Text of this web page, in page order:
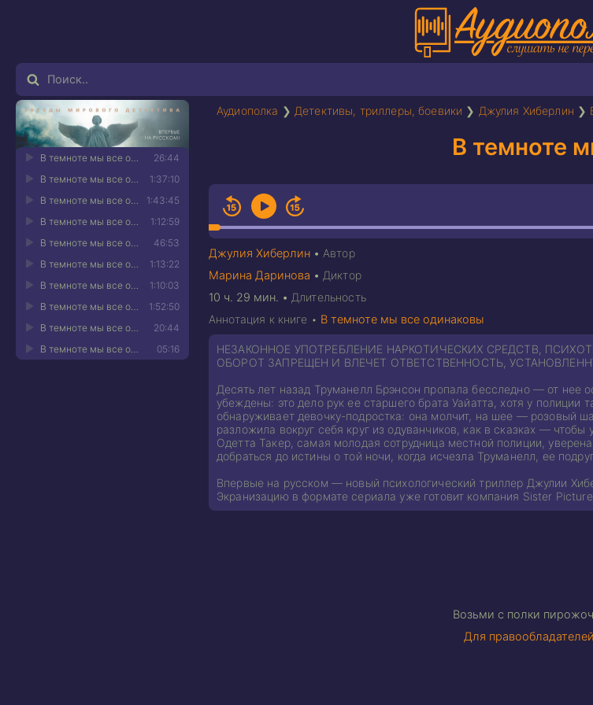
Аудиополка ❯ Детективы, триллеры, боевики ❯ Джулия Хиберлин ❯
В темноте
Джулия Хиберлин • Автор
Марина Даринова • Диктор
10 ч. 29 мин. • Длительность
26:44
В темноте мы все одинаковы 01
1:37:10
В темноте мы все одинаковы 02
1:43:45
В темноте мы все одинаковы 03
1:12:59
В темноте мы все одинаковы 04
46:53
В темноте мы все одинаковы 05
1:13:22
В темноте мы все одинаковы 06
1:10:03
В темноте мы все одинаковы 07
1:52:50
В темноте мы все одинаковы 08
20:44
В темноте мы все одинаковы 09
05:16
В темноте мы все одинаковы 10
Аннотация к книге • В темноте мы все одинаковы
НЕЗАКОННОЕ УПОТРЕБЛЕНИЕ НАРКОТИЧЕСКИХ СРЕДСТВ,
ОБОРОТ ЗАПРЕЩЕН И ВЛЕЧЕТ ОТВЕТСТВЕННОСТЬ,
Десять лет назад Труманелл Брэнсон пропала бесследно — от нее
убеждены: это дело рук ее старшего брата Уайатта, хотя у
обнаруживает девочку-подростка: она молчит, на шее — розовый
разложила вокруг себя круг из одуванчиков, как в сказках —
Одетта Такер, самая молодая сотрудница местной полиции,
добраться до истины о той ночи, когда исчезла Труманелл, ее
Впервые на русском — новый психологический триллер Джулии
Экранизацию в формате сериала уже готовит компания Sister
Возьми с полки
Для правообладателей